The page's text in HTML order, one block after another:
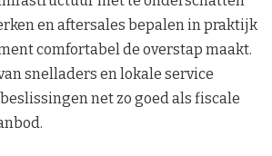
en aftersales bepalen in praktijk
comfortabel de overstap maakt.
snelladers en lokale service
net zo goed als fiscale